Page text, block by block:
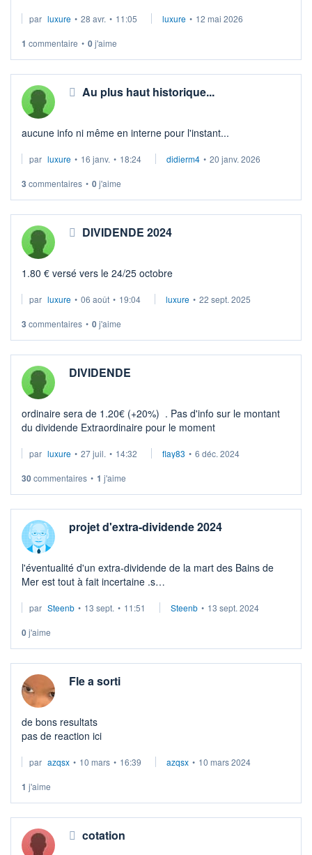
par luxure • 28 avr. • 11:05 luxure • 12 mai 2026
1 commentaire • 0j'aime
Au plus haut historique...
aucune info ni même en interne pour l'instant...
par luxure • 16 janv. • 18:24 didierm4 • 20 janv. 2026
3 commentaires • 0j'aime
DIVIDENDE 2024
1.80 € versé vers le 24/25 octobre
par luxure • 06 août • 19:04 luxure • 22 sept. 2025
3 commentaires • 0j'aime
DIVIDENDE
ordinaire sera de 1.20€ (+20%) . Pas d'info sur le montant
du dividende Extraordinaire pour le moment
par luxure • 27 juil. • 14:32 flay83 • 6 déc. 2024
30commentaires • 1 j'aime
projet d'extra-dividende 2024
l'éventualité d'un extra-dividende de la mart des Bains de
Mer est tout à fait incertaine .s
Société
par Steenb • 13 sept. • 11:51 Steenb • 13 sept. 2024
0j'aime
Fle a sorti
de bons resultats
pas de reaction ici
par azqsx • 10 mars • 16:39 azqsx • 10 mars 2024
1 j'aime
cotation